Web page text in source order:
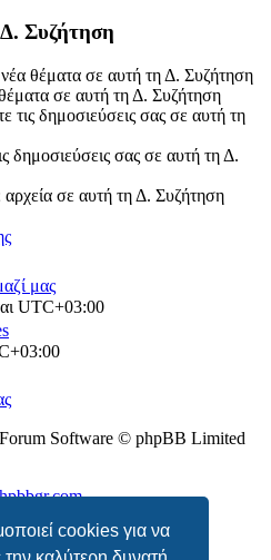
cookies για να
Συζήτηση
θέματα σε αυτή τη Δ. Συζήτηση
σε αυτή τη Δ. Συζήτηση
τις δημοσιεύσεις σας σε αυτή τη
δημοσιεύσεις σας σε αυτή τη Δ.
αρχεία σε αυτή τη Δ. Συζήτηση
μας
UTC+03:00
Software © phpBB Limited